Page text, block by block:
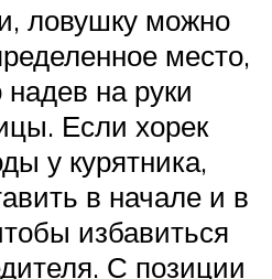
ловушку можно
место,
на руки
Если хорек
у курятника,
в начале и в
избавиться
С позиции